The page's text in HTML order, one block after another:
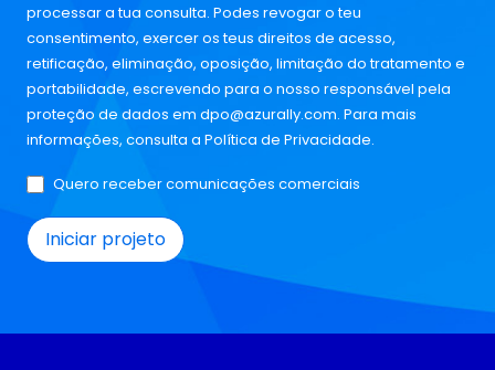
processar a tua consulta. Podes revogar o teu
consentimento, exercer os teus direitos de acesso,
retificação, eliminação, oposição, limitação do tratamento e
portabilidade, escrevendo para o nosso responsável pela
proteção de dados em dpo@azurally.com. Para mais
informações, consulta a Política de Privacidade.
Quero receber comunicações comerciais